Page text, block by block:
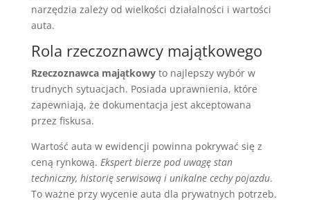
narzędzia zależy od wielkości działalności i wartości
auta.
Rola rzeczoznawcy majątkowego
Rzeczoznawca majątkowyto najlepszy wybór w
trudnych sytuacjach. Posiada uprawnienia, które
zapewniają, że dokumentacja jest akceptowana
przez fiskusa.
Wartość auta w ewidencji powinna pokrywać się z
ceną rynkową. Ekspert bierze pod uwagę stan
techniczny, historię serwisową i unikalne cechy pojazdu.
To ważne przy wycenie auta dla prywatnych potrzeb.